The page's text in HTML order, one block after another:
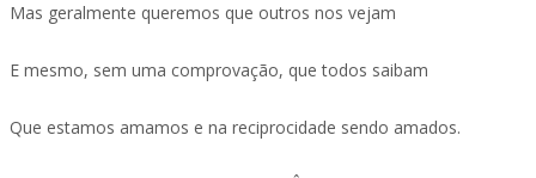
Mas geralmente queremos que outros nos vejam
E mesmo, sem uma comprovação, que todos saibam
Que estamos amamos e na reciprocidade sendo amados.